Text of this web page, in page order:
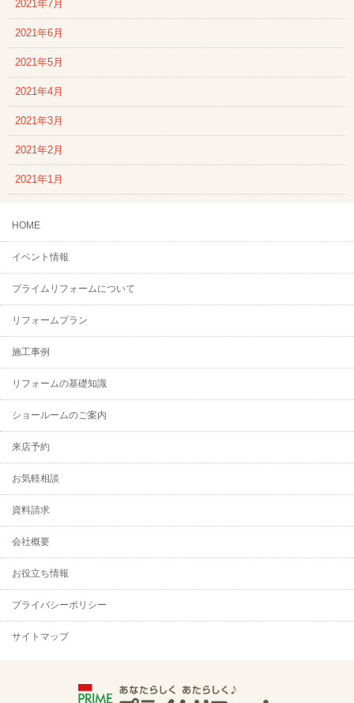
2021年7月
2021年6月
2021年5月
2021年4月
2021年3月
2021年2月
2021年1月
HOME
イベント情報
プライムリフォームについて
リフォームプラン
施工事例
リフォームの基礎知識
ショールームのご案内
来店予約
お気軽相談
資料請求
会社概要
お役立ち情報
プライバシーポリシー
サイトマップ